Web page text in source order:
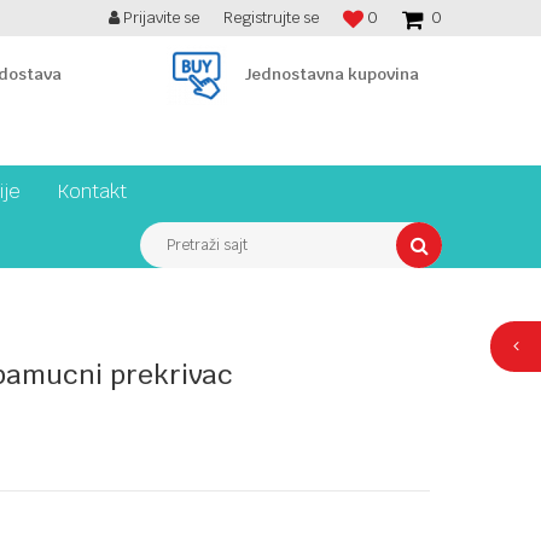
BESPLATNA ISPORUKA PREKO 7900 din! 0
0
Prijavite se Registrujte se
Jednostavna kupovina
Kontakt
Pretraži sajt
prekrivac